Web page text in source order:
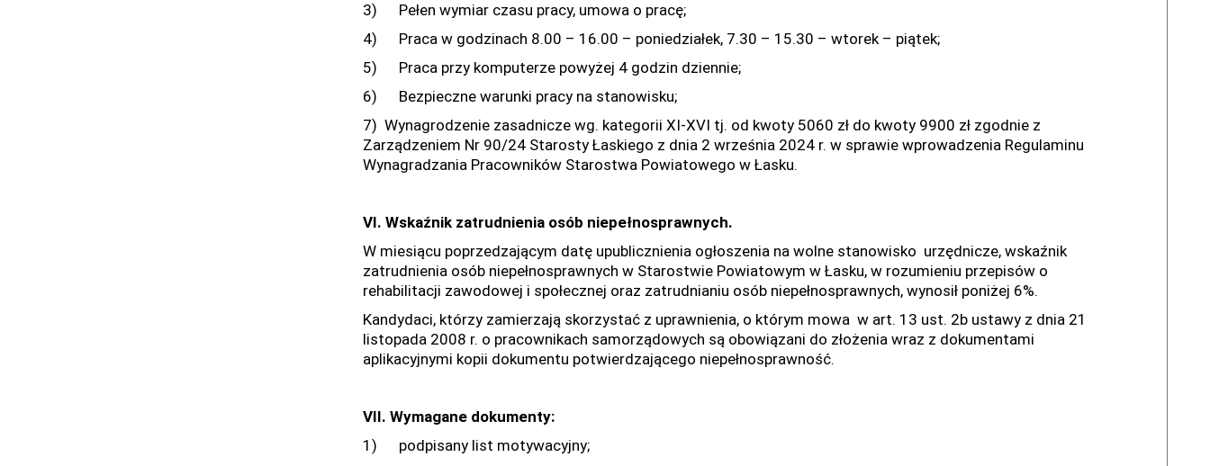
3) Pełen wymiar czasu pracy, umowa o pracę;
4) Praca w godzinach 8.00 – 16.00 – poniedziałek, 7.30 – 15.30 – wtorek – piątek;
5) Praca przy komputerze powyżej 4 godzin dziennie;
6) Bezpieczne warunki pracy na stanowisku;
7) Wynagrodzenie zasadnicze wg. kategorii XI-XVI tj. od kwoty 5060 zł do kwoty 9900 zł zgodnie z
Zarządzeniem Nr 90/24 Starosty Łaskiego z dnia 2 września 2024 r. w sprawie wprowadzenia Regulaminu
Wynagradzania Pracowników Starostwa Powiatowego w Łasku.
VI. Wskaźnik zatrudnienia osób niepełnosprawnych.
W miesiącu poprzedzającym datę upublicznienia ogłoszenia na wolne stanowisko urzędnicze, wskaźnik
zatrudnienia osób niepełnosprawnych w Starostwie Powiatowym w Łasku, w rozumieniu przepisów o
rehabilitacji zawodowej i społecznej oraz zatrudnianiu osób niepełnosprawnych, wynosił poniżej 6%.
Kandydaci, którzy zamierzają skorzystać z uprawnienia, o którym mowa w art. 13 ust. 2b ustawy z dnia 21
listopada 2008 r. o pracownikach samorządowych są obowiązani do złożenia wraz z dokumentami
aplikacyjnymi kopii dokumentu potwierdzającego niepełnosprawność.
VII. Wymagane dokumenty:
1) podpisany list motywacyjny;